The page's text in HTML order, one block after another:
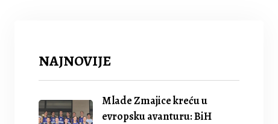
NAJNOVIJE
Mlade Zmajice kreću u
evropsku avanturu: BiH